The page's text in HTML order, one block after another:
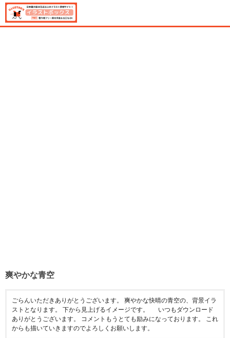
爽やかな青空
ごらんいただきありがとうございます。 爽やかな快晴の青空の、背景イラ
ストとなります。 下から見上げるイメージです。 いつもダウンロード
ありがとうございます。 コメントもうとても励みになっております。 これ
からも描いていきますのでよろしくお願いします。